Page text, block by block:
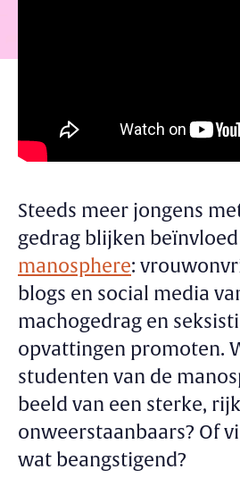
Steeds meer jongens
gedrag blijken
manosphere:
blogs en social media
machogedrag en
opvattingen promoten.
studenten van de
beeld van een sterke,
onweerstaanbaars? Of
wat beangstigend?